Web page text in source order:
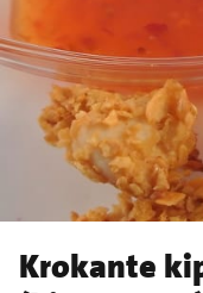
Krokante